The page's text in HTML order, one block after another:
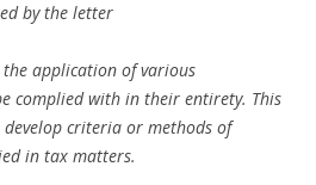
by the letter
the application of various
complied with in their entirety. This
criteria or methods of
in tax matters.